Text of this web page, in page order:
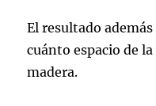
El resultado
cuánto espacio de
madera.